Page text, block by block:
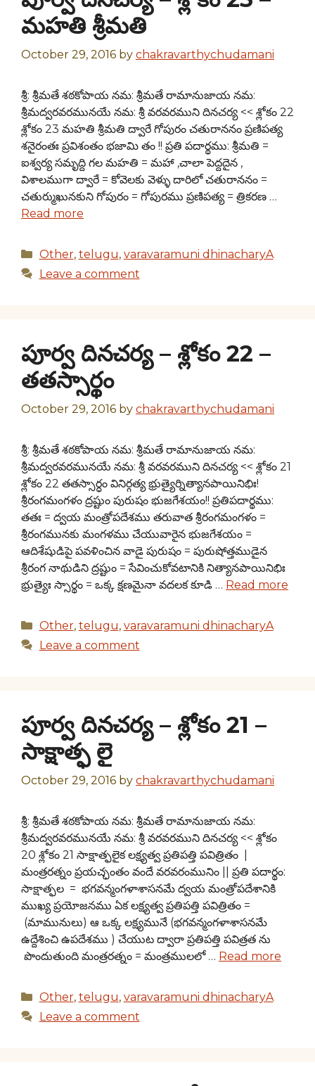
మహతి శ్రీమతి
October 29, 2016 by chakravarthychudamani
శ్రీ: శ్రీమతే శఠకోపాయ నమ: శ్రీమతే రామానుజాయ నమ:
శ్రీమద్వరవరమునయే నమ: శ్రీ వరవరముని దినచర్య << శ్లోకం 22
శ్లోకం 23 మహతి శ్రీమతి ద్వారే గోపురం చతురాననం ప్రణిపత్య
శనైరంతః ప్రవిశంతం భజామి తం !! ప్రతి పదార్థము: శ్రీమతి =
ఐశ్వర్య సమృద్ది గల మహతి = మహా ,చాలా పెద్దదైన ,
విశాలముగా ద్వారే = కోవెలకు వెళ్ళు దారిలో చతురాననం =
చతుర్ముఖునకుని గోపురం = గోపురము ప్రణిపత్య = త్రికరణ …
Read more
Categories
Other, telugu, varavaramuni dhinacharyA
Leave a comment
పూర్వ దినచర్య – శ్లోకం 22 –
తతస్సార్థం
October 29, 2016 by chakravarthychudamani
శ్రీ: శ్రీమతే శఠకోపాయ నమ: శ్రీమతే రామానుజాయ నమ:
శ్రీమద్వరవరమునయే నమ: శ్రీ వరవరముని దినచర్య << శ్లోకం 21
శ్లోకం 22 తతస్సార్ధం వినిర్గత్య భ్రుత్యైర్నిత్యానపాయినిభిః!
శ్రీరంగమంగళం ద్రష్టుం పురుషం భుజగేశయం!! ప్రతిపదార్థము:
తతః = ద్వయ మంత్రోపదేశము తరువాత శ్రీరంగమంగళం =
శ్రీరంగమునకు మంగళము చేయువారైన భుజగేశయం =
ఆదిశేషుడిపై పవళించిన వాడై పురుషం = పురుషోత్తముడైన
శ్రీరంగ నాథుడిని ద్రష్టుం = సేవించుకోవటానికి నిత్యానపాయినిభిః
భ్రుత్యైః స్సార్థం = ఒక్క క్షణమైనా వదలక కూడి … Read more
Categories
Other, telugu, varavaramuni dhinacharyA
Leave a comment
పూర్వ దినచర్య – శ్లోకం 21 –
సాక్షాత్ఫ లై
October 29, 2016 by chakravarthychudamani
శ్రీ: శ్రీమతే శఠకోపాయ నమ: శ్రీమతే రామానుజాయ నమ:
శ్రీమద్వరవరమునయే నమ: శ్రీ వరవరముని దినచర్య << శ్లోకం
20 శ్లోకం 21 సాక్షాత్ఫలైక లక్ష్యత్వ ప్రతిపత్తి పవిత్రితం |
మంత్రరత్నం ప్రయచ్ఛంతం వందే వరవరంమునిం || ప్రతి పదార్థం:
సాక్షాత్ఫల = భగవన్మంగళాశాసనమే ద్వయ మంత్రోపదేశానికి
ముఖ్య ప్రయోజనము ఏక లక్ష్యత్వ ప్రతిపత్తి పవిత్రితం =
(మామునులు) ఆ ఒక్క లక్ష్యమునే (భగవన్మంగళాశాసనమే
ఉద్దేశించి ఉపదేశము ) చేయుట ద్వారా ప్రతిపత్తి పవిత్రత ను
పొందుతుంది మంత్రరత్నం = మంత్రములలో … Read more
Categories
Other, telugu, varavaramuni dhinacharyA
Leave a comment